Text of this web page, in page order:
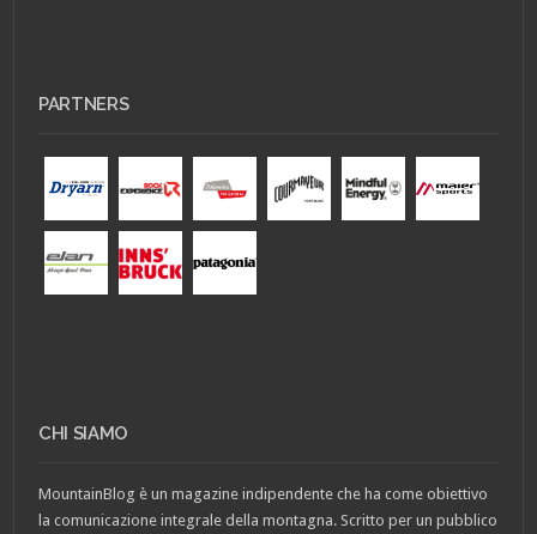
PARTNERS
CHI SIAMO
MountainBlog è un magazine indipendente che ha come obiettivo
la comunicazione integrale della montagna. Scritto per un pubblico